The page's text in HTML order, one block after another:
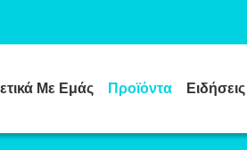
Με Εμάς Προϊόντα Ειδήσεις